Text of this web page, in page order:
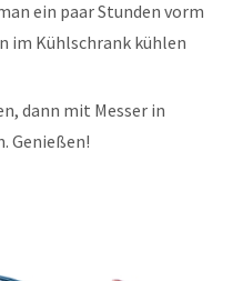
ein paar Stunden vorm
im Kühlschrank kühlen
dann mit Messer in
Genießen!